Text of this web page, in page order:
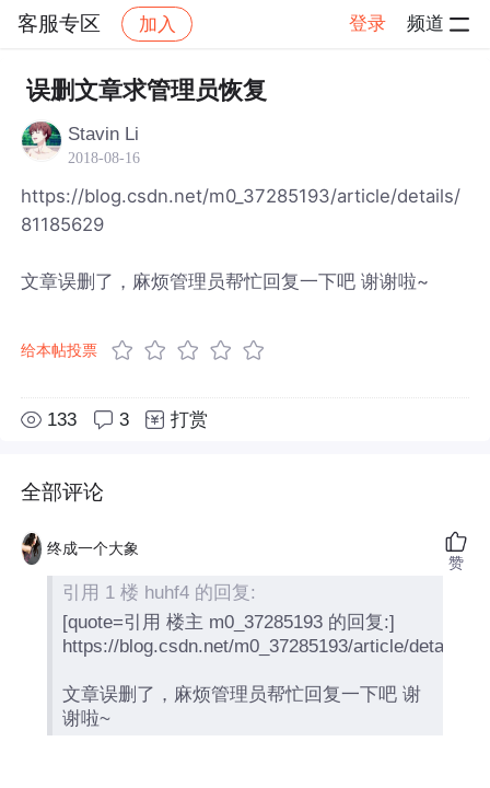
客服专区 加入 登录 频道
社区 客服专区 帖子详情
误删文章求管理员恢复
Stavin Li
2018-08-16
https://blog.csdn.net/m0_37285193/article/details/
81185629
文章误删了，麻烦管理员帮忙回复一下吧 谢谢啦~
给本帖投票
133 3 打赏
全部评论
终成一个大象
引用 1 楼 huhf4 的回复:
[quote=引用 楼主 m0_37285193 的回复:]
https://blog.csdn.net/m0_37285193/article/details/
文章误删了，麻烦管理员帮忙回复一下吧 谢
谢啦~
赞